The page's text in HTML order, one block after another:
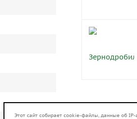
Этот сайт собирает cookie-файлы, данные об